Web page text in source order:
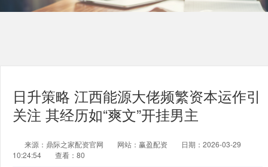
日升策略 江西能源大佬频繁资本运作引
关注 其经历如“爽文”开挂男主
来源：鼎际之家配资官网 网站：赢盈配资
日期：2026-03-29
10:24:54
查看：80